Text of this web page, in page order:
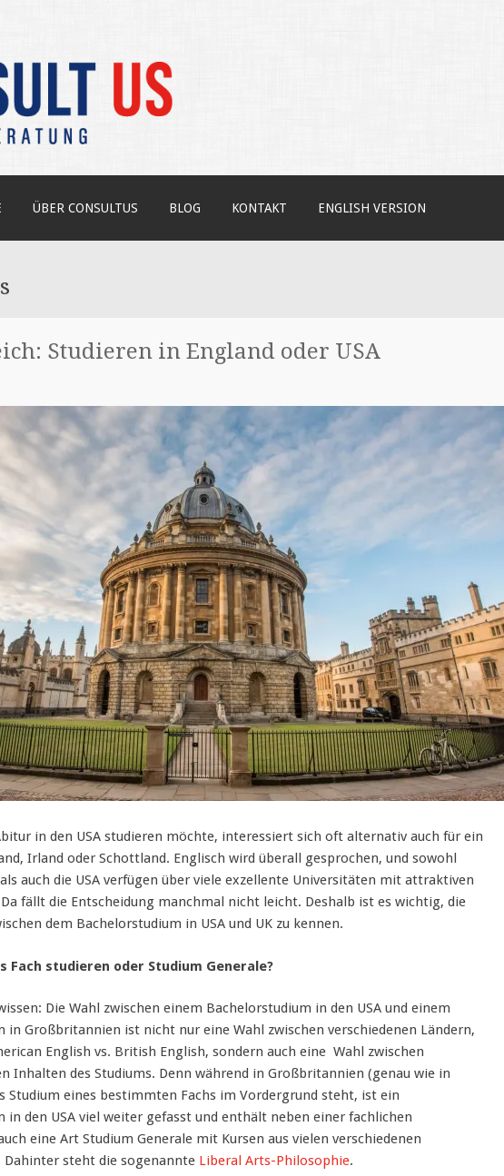
US
ÜBER CONSULTUS BLOG KONTAKT ENGLISH VERSION
Studieren in England oder USA
in den USA studieren möchte, interessiert sich oft alternativ auch für ein
Irland oder Schottland. Englisch wird überall gesprochen, und sowohl
auch die USA verfügen über viele exzellente Universitäten mit attraktiven
fällt die Entscheidung manchmal nicht leicht. Deshalb ist es wichtig, die
dem Bachelorstudium in USA und UK zu kennen.
Fach studieren oder Studium Generale?
Die Wahl zwischen einem Bachelorstudium in den USA und einem
in Großbritannien ist nicht nur eine Wahl zwischen verschiedenen Ländern,
English vs. British English, sondern auch eine Wahl zwischen
Inhalten des Studiums. Denn während in Großbritannien (genau wie in
Studium eines bestimmten Fachs im Vordergrund steht, ist ein
in den USA viel weiter gefasst und enthält neben einer fachlichen
eine Art Studium Generale mit Kursen aus vielen verschiedenen
Dahinter steht die sogenannte Liberal Arts-Philosophie.